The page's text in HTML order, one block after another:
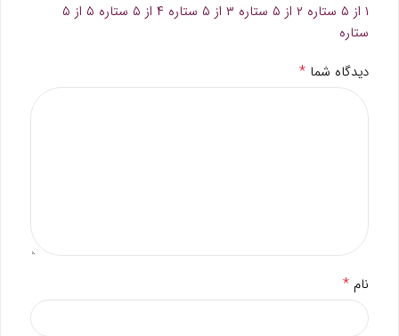
۱ از ۵ ستاره
۲ از ۵ ستاره ۳ از ۵ ستاره ۴ از ۵ ستاره
۵ از ۵
ستاره
دیدگاه شما *
نام *